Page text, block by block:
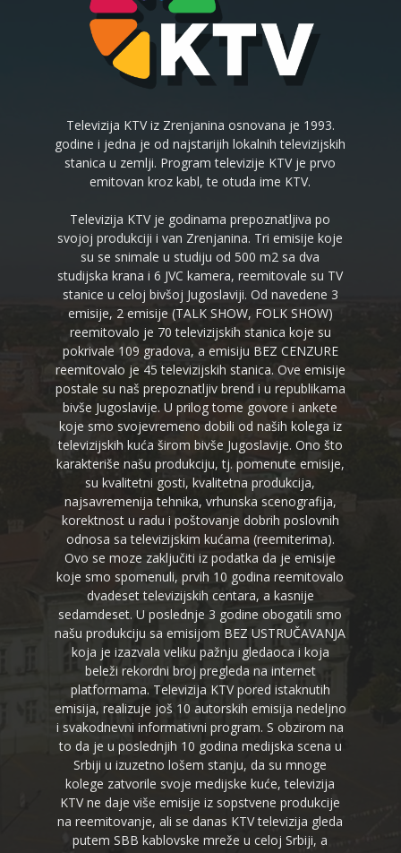
Televizija KTV iz Zrenjanina osnovana je 1993.
godine i jedna je od najstarijih lokalnih televizijskih
stanica u zemlji. Program televizije KTV je prvo
emitovan kroz kabl, te otuda ime KTV.
Televizija KTV je godinama prepoznatljiva po
svojoj produkciji i van Zrenjanina. Tri emisije koje
su se snimale u studiju od 500 m2 sa dva
studijska krana i 6 JVC kamera, reemitovale su TV
stanice u celoj bivšoj Jugoslaviji. Od navedene 3
emisije, 2 emisije (TALK SHOW, FOLK SHOW)
reemitovalo je 70 televizijskih stanica koje su
pokrivale 109 gradova, a emisiju BEZ CENZURE
reemitovalo je 45 televizijskih stanica. Ove emisije
postale su naš prepoznatljiv brend i u republikama
bivše Jugoslavije. U prilog tome govore i ankete
koje smo svojevremeno dobili od naših kolega iz
televizijskih kuća širom bivše Jugoslavije. Ono što
karakteriše našu produkciju, tj. pomenute emisije,
su kvalitetni gosti, kvalitetna produkcija,
najsavremenija tehnika, vrhunska scenografija,
korektnost u radu i poštovanje dobrih poslovnih
odnosa sa televizijskim kućama (reemiterima).
Ovo se moze zaključiti iz podatka da je emisije
koje smo spomenuli, prvih 10 godina reemitovalo
dvadeset televizijskih centara, a kasnije
sedamdeset. U poslednje 3 godine obogatili smo
našu produkciju sa emisijom BEZ USTRUČAVANJA
koja je izazvala veliku pažnju gledaoca i koja
beleži rekordni broj pregleda na internet
platformama. Televizija KTV pored istaknutih
emisija, realizuje još 10 autorskih emisija nedeljno
i svakodnevni informativni program. S obzirom na
to da je u poslednjih 10 godina medijska scena u
Srbiji u izuzetno lošem stanju, da su mnoge
kolege zatvorile svoje medijske kuće, televizija
KTV ne daje više emisije iz sopstvene produkcije
na reemitovanje, ali se danas KTV televizija gleda
putem SBB kablovske mreže u celoj Srbiji, a